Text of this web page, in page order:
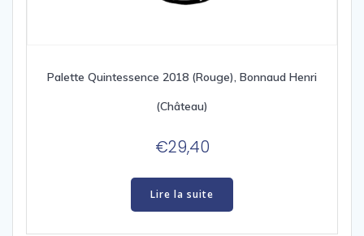
Palette Quintessence 2018 (Rouge), Bonnaud Henri
(Château)
€29,40
Lire la suite